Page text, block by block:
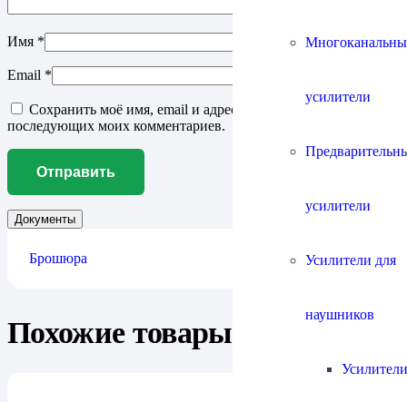
усилители
усилители
Усилители для
наушников
Имя *
Email *
Сохранить моё имя, email и адрес сайта в этом браузере для
последующих моих комментариев.
Документы
Брошюра
Похожие товары